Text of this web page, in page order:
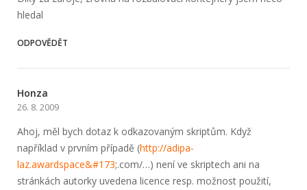
hledal
ODPOVĚDĚT
Honza
26. 8. 2009
Ahoj, měl bych dotaz k odkazovaným skriptům. Když
například v prvním případě (http://adipa­
laz.awardspace&#173;.com/…) není ve skriptech ani na
stránkách autorky uvedena licence resp. možnost použití,